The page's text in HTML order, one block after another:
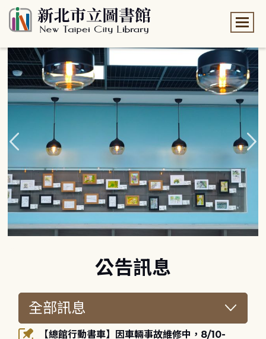
公告訊息